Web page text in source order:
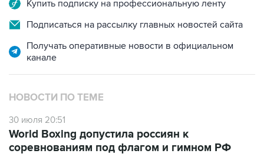
Купить подписку на профессиональную ленту
Подписаться на рассылку главных новостей сайта
Получать оперативные новости в официальном
канале
НОВОСТИ ПО ТЕМЕ
30 июля 20:51
World Boxing допустила россиян к
соревнованиям под флагом и гимном РФ